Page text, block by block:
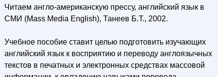
Читаем англо-американскую прессу, английский язык в
СМИ (Mass Media English), Танеев Б.Т., 2002.
Учебное пособие ставит целью подготовить изучающих
английский язык к восприятию и переводу англоязычных
текстов в печатных и электронных средствах массовой